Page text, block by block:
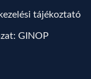
tájékoztató
GINOP